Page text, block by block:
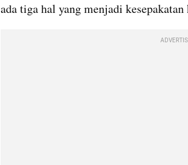
ada tiga hal yang menjadi kesepakatan